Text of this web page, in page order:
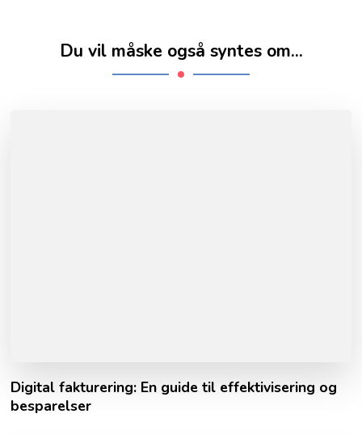
Du vil måske også syntes om...
Digital fakturering: En guide til effektivisering og
besparelser